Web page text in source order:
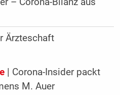
Ärzteschaft
| Corona-Insider packt
M. Auer